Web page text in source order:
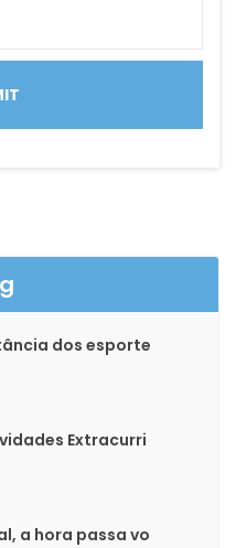
dos esporte
Extracurri
a hora passa vo